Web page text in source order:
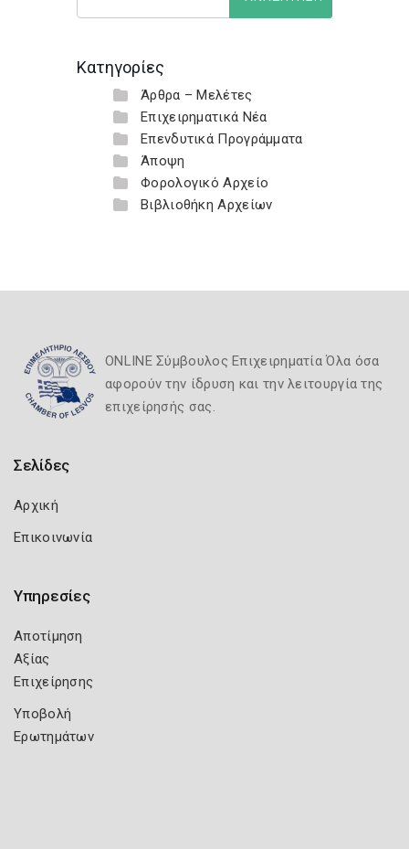
Κατηγορίες
Άρθρα – Μελέτες
Επιχειρηματικά Νέα
Επενδυτικά Προγράμματα
Άποψη
Φορολογικό Αρχείο
Βιβλιοθήκη Αρχείων
ONLINE Σύμβουλος Επιχειρηματία Όλα όσα
αφορούν την ίδρυση και την λειτουργία της
επιχείρησής σας.
Σελίδες
Αρχική
Επικοινωνία
Υπηρεσίες
Αποτίμηση
Αξίας
Επιχείρησης
Υποβολή
Ερωτημάτων